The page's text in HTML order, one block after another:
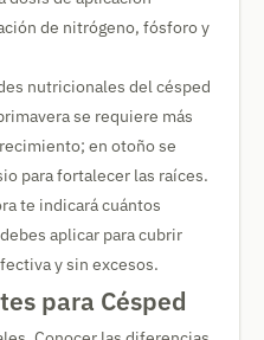
de nitrógeno, fósforo y
nutricionales del césped
se requiere más
en otoño se
para fortalecer las raíces.
te indicará cuántos
aplicar para cubrir
y sin excesos.
para Césped